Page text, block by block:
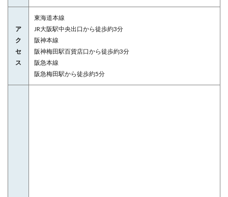
ア
ク
セ
ス
東海道本線
JR大阪駅中央出口から徒歩約3分
阪神本線
阪神梅田駅百貨店口から徒歩約3分
阪急本線
阪急梅田駅から徒歩約5分